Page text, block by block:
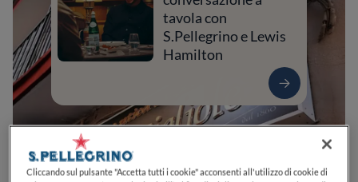
tavola con
S.Pellegrino e Lewis
Hamilton
Cliccando sul pulsante "Accetta tutti i cookie" acconsenti all'utilizzo di cookie di